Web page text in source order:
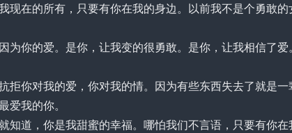
在的所有，只要有你在我的身边。以前我不是个勇敢的
你的爱。是你，让我变的很勇敢。是你，让我相信了爱
你对我的爱，你对我的情。因为有些东西失去了就是一
爱我的你。
道，你是我甜蜜的幸福。哪怕我们不言语，只要有你在